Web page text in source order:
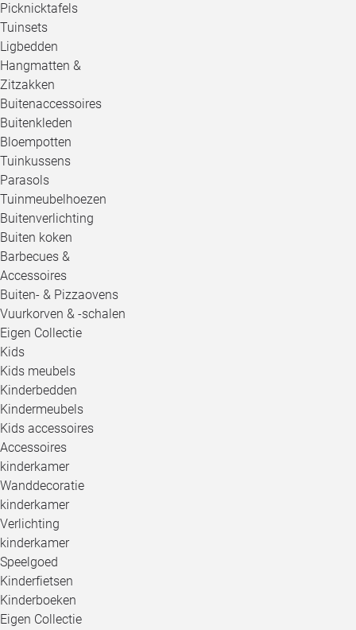
Picknicktafels
Tuinsets
Ligbedden
Hangmatten &
Zitzakken
Buitenaccessoires
Buitenkleden
Bloempotten
Tuinkussens
Parasols
Tuinmeubelhoezen
Buitenverlichting
Buiten koken
Barbecues &
Accessoires
Buiten- & Pizzaovens
Vuurkorven & -schalen
Eigen Collectie
Kids
Kids meubels
Kinderbedden
Kindermeubels
Kids accessoires
Accessoires
kinderkamer
Wanddecoratie
kinderkamer
Verlichting
kinderkamer
Speelgoed
Kinderfietsen
Kinderboeken
Eigen Collectie